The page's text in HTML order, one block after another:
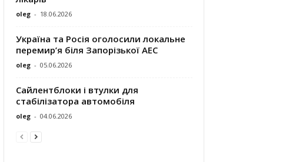
oleg - 18.06.2026
Україна та Росія оголосили локальне
перемир’я біля Запорізької АЕС
oleg - 05.06.2026
Сайлентблоки і втулки для
стабілізатора автомобіля
oleg - 04.06.2026